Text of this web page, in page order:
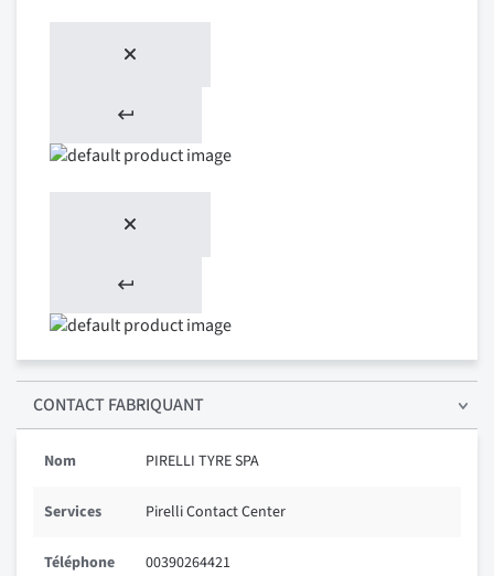
CONTACT FABRIQUANT
Nom PIRELLI TYRE SPA
Services Pirelli Contact Center
Téléphone 00390264421